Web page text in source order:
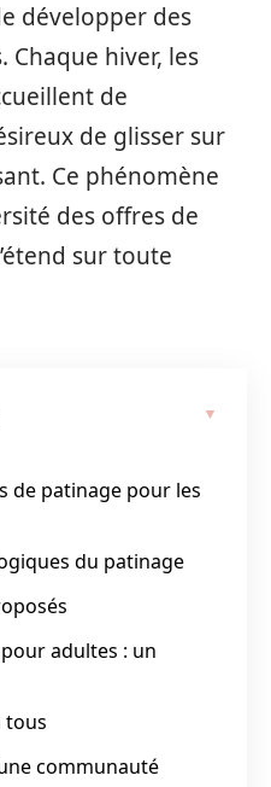
développer des
Chaque hiver, les
de
de glisser sur
Ce phénomène
des offres de
sur toute
de patinage pour les
du patinage
adultes : un
tous
communauté